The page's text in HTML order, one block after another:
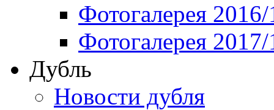
Фотогалерея
Фотогалерея
Дубль
Новости дубля